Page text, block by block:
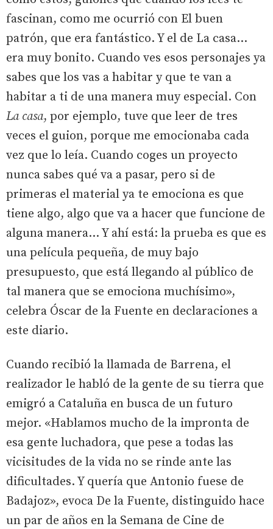
fascinan, como me ocurrió con El buen
patrón, que era fantástico. Y el de La casa...
era muy bonito. Cuando ves esos personajes ya
sabes que los vas a habitar y que te van a
habitar a ti de una manera muy especial. Con
La casa, por ejemplo, tuve que leer de tres
veces el guion, porque me emocionaba cada
vez que lo leía. Cuando coges un proyecto
nunca sabes qué va a pasar, pero si de
primeras el material ya te emociona es que
tiene algo, algo que va a hacer que funcione de
alguna manera... Y ahí está: la prueba es que es
una película pequeña, de muy bajo
presupuesto, que está llegando al público de
tal manera que se emociona muchísimo»,
celebra Óscar de la Fuente en declaraciones a
este diario.
Cuando recibió la llamada de Barrena, el
realizador le habló de la gente de su tierra que
emigró a Cataluña en busca de un futuro
mejor. «Hablamos mucho de la impronta de
esa gente luchadora, que pese a todas las
vicisitudes de la vida no se rinde ante las
dificultades. Y quería que Antonio fuese de
Badajoz», evoca De la Fuente, distinguido hace
un par de años en la Semana de Cine de